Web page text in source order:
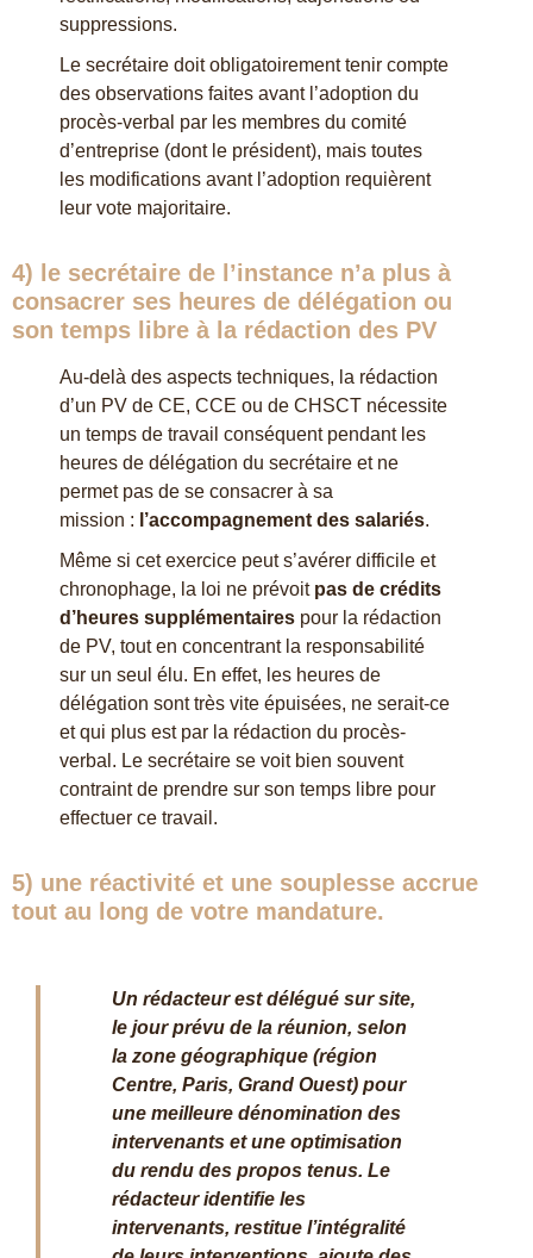
suppressions.
Le secrétaire doit obligatoirement tenir compte
des observations faites avant l’adoption du
procès-verbal par les membres du comité
d’entreprise (dont le président), mais toutes
les modifications avant l’adoption requièrent
leur vote majoritaire.
4) le secrétaire de l’instance n’a plus à
consacrer ses heures de délégation ou
son temps libre à la rédaction des PV
Au-delà des aspects techniques, la rédaction
d’un PV de CE, CCE ou de CHSCT nécessite
un temps de travail conséquent pendant les
heures de délégation du secrétaire et ne
permet pas de se consacrer à sa
mission : l’accompagnement des salariés.
Même si cet exercice peut s’avérer difficile et
chronophage, la loi ne prévoit pas de crédits
d’heures supplémentaires pour la rédaction
de PV, tout en concentrant la responsabilité
sur un seul élu. En effet, les heures de
délégation sont très vite épuisées, ne serait-ce
et qui plus est par la rédaction du procès-
verbal. Le secrétaire se voit bien souvent
contraint de prendre sur son temps libre pour
effectuer ce travail.
5) une réactivité et une souplesse accrue
tout au long de votre mandature.
Un rédacteur est délégué sur site,
le jour prévu de la réunion, selon
la zone géographique (région
Centre, Paris, Grand Ouest) pour
une meilleure dénomination des
intervenants et une optimisation
du rendu des propos tenus. Le
rédacteur identifie les
intervenants, restitue l’intégralité